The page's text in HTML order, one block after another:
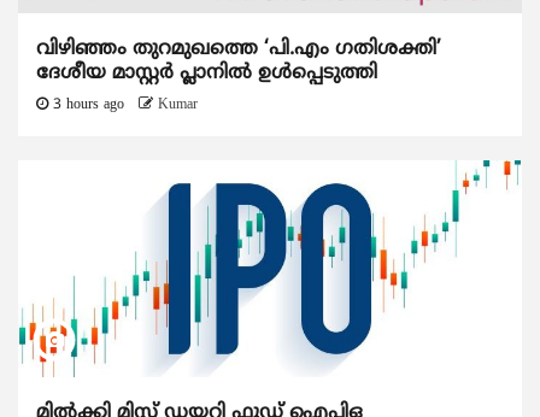
വിഴിഞ്ഞം തുറമുഖത്തെ ‘പി.എം ഗതിശക്തി’
ദേശീയ മാസ്റ്റർ പ്ലാനിൽ ഉൾപ്പെടുത്തി
3 hours ago Kumar